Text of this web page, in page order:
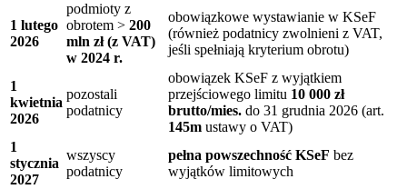
1 lutego
2026
podmioty z
obrotem > 200
mln zł (z VAT)
w 2024 r.
obowiązkowe wystawianie w KSeF
(również podatnicy zwolnieni z VAT,
jeśli spełniają kryterium obrotu)
1
kwietnia
2026
pozostali
podatnicy
obowiązek KSeF z wyjątkiem
przejściowego limitu 10 000 zł
brutto/mies. do 31 grudnia 2026 (art.
145m ustawy o VAT)
1
stycznia
2027
wszyscy
podatnicy
pełna powszechność KSeF bez
wyjątków limitowych